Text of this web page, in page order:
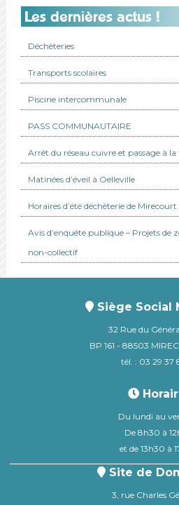
Les dernières actus !
Déchèteries
Transports scolaires
Piscine intercommunale
PASS COMMUNAUTAIRE
Arrêt du réseau cuivre et passage à la
Matinées d’éveil à Oëlleville
Horaires d’été déchèterie de Mirecourt
Avis d’enquête publique – Projets de
non-collectif
Siège Social
32 Rue du
BP 161 - 88503
tél. : 03 29 37
Du lundi au
De 8h30 à
et de 13h30 à
Site de
3, rue Charles